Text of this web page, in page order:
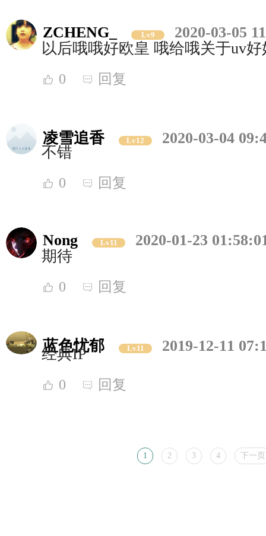
ZCHENG_ Lv9
2020-03-05
以后哦哦好欧皇 哦给哦关于uv
0 回复
凌雪追香 Lv12
2020-03-04
不错
0 回复
Nong Lv11
2020-01-23
期待
0 回复
蓝色忧郁 Lv11 2019-12-11
经典IP
0 回复
1 2 3 4 下一页